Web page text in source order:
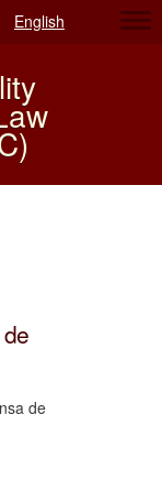
English
de